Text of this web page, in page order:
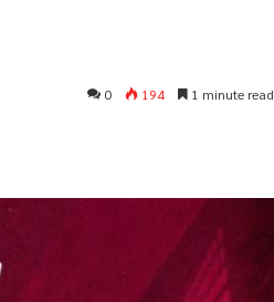
0 194 1 minute read